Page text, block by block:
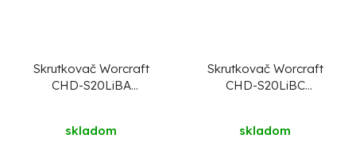
Skrutkovač Worcraft
CHD-S20LiBA
skladom
Skrutkovač Worcraft
CHD-S20LiBC
skladom